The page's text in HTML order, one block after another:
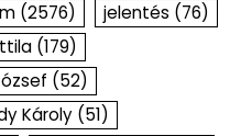
(2576) jelentés (76)
(179)
(52)
Károly (51)